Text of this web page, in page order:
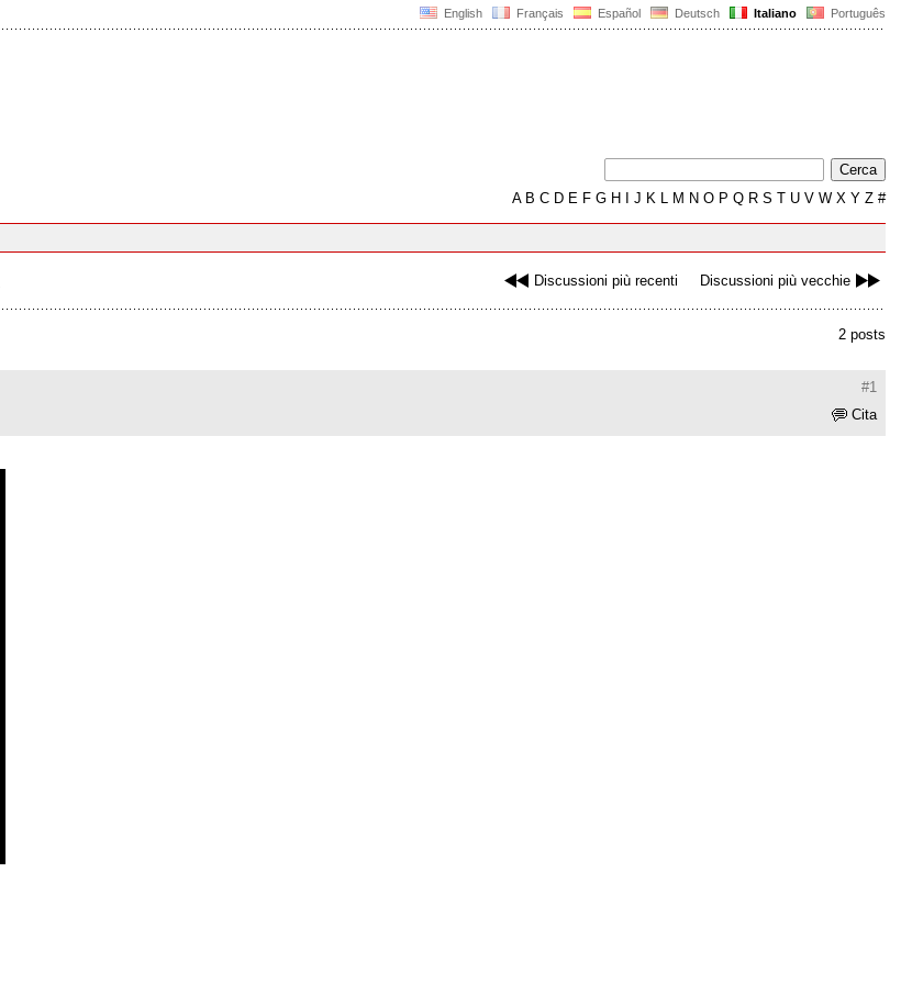
English Français Español Deutsch Italiano Português
AB C D E F G H J K L M N O P Q R S T U V W X Y Z #
Discussioni più recenti Discussioni più vecchie
2 posts
#1
Cita